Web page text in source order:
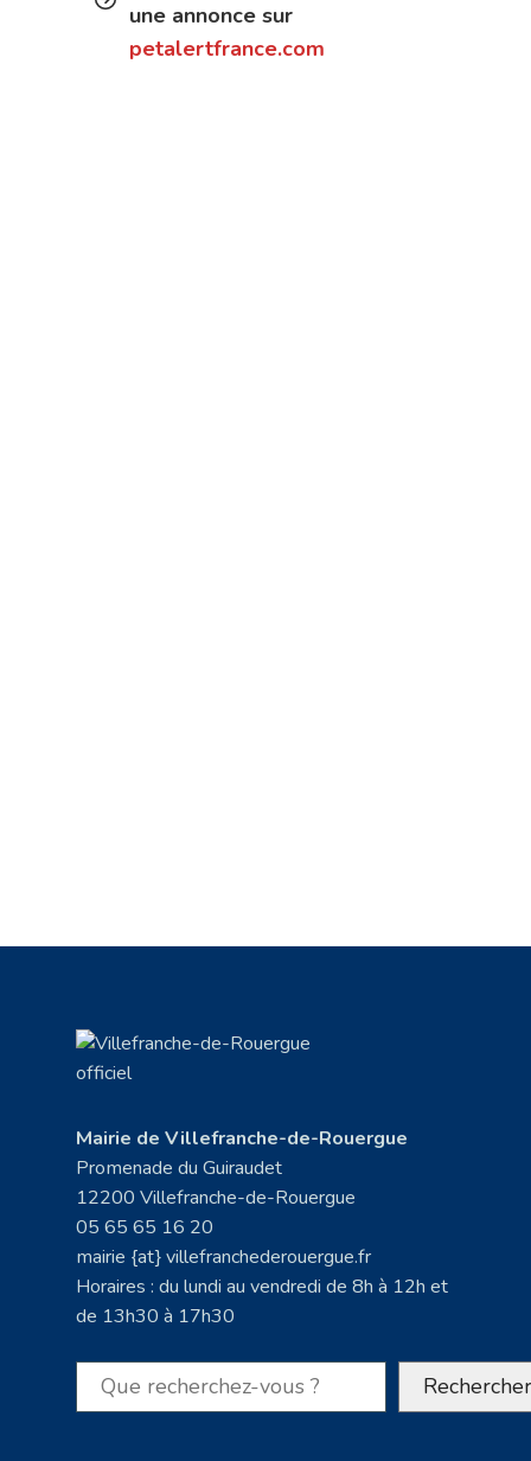
une annonce sur
petalertfrance.com
Mairie de Villefranche-de-Rouergue
Promenade du Guiraudet
12200 Villefranche-de-Rouergue
05 65 65 16 20
mairie {at} villefranchederouergue.fr
Horaires : du lundi au vendredi de 8h à 12h et
de 13h30 à 17h30
Rechercher Rechercher